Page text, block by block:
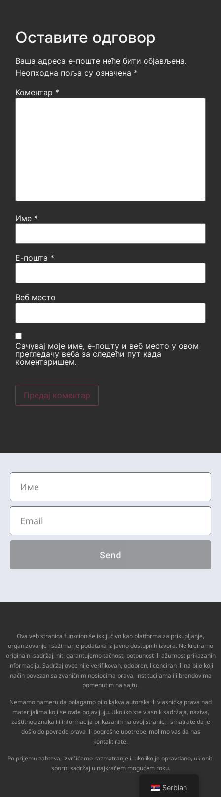
Оставите одговор
Ваша адреса е-поште неће бити објављена.
Неопходна поља су означена *
Коментар *
Име *
Е-пошта *
Веб место
Сачувај моје име, е-пошту и веб место у овом
прегледачу веба за следећи пут када
коментаришем.
Send
Ova veb stranica funkcioniše isključivo kao platforma za prikupljanje,
organizovanje i sažimanje podataka iz javno dostupnih izvora. Ne kreiramo
originalni sadržaj, niti garantujemo tačnost, potpunost ili ažurnost prikazanih
informacija. Sadržaj ovde nije verifikovan, odobren, licenciran ili na bilo koji
način povezan sa zvaničnim nosiocima prava, institucijama ili brendovima
pomenutim na sajtu.
Nemamo nameru da polagamo bilo kakva autorska ili vlasnička prava nad
materijalima koji se ovde pojavljuju. Ukoliko ste vlasnik sadržaja, naziva,
zaštitnog znaka ili informacija prikazanih na ovoj stranici i smatrate da je
došlo do povrede prava ili pogrešne upotrebe, molimo vas da nas
kontaktirate.
Po prijemu zahteva, izvršićemo razmatranje i, ukoliko je opravdano, ukloniti
sporni sadržaj u najkraćem mogućem roku.
Serbian